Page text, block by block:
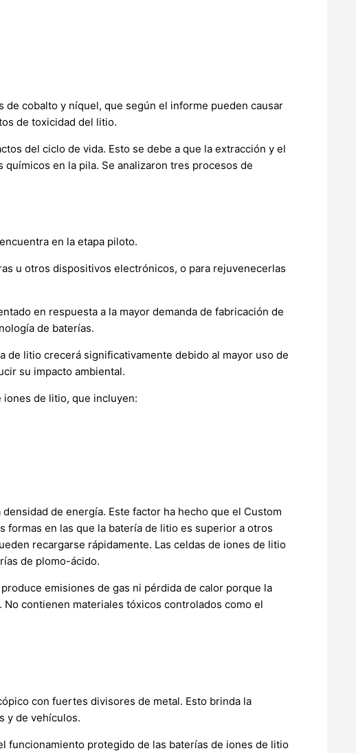
cobalto y níquel, que según el informe pueden causar
de toxicidad del litio.
del ciclo de vida. Esto se debe a que la extracción y el
en la pila. Se analizaron tres procesos de
en la etapa piloto.
u otros dispositivos electrónicos, o para rejuvenecerlas
en respuesta a la mayor demanda de fabricación de
de baterías.
de litio crecerá significativamente debido al mayor uso de
su impacto ambiental.
de litio, que incluyen:
de energía. Este factor ha hecho que el Custom
formas en las que la batería de litio es superior a otros
recargarse rápidamente. Las celdas de iones de litio
de plomo-ácido.
emisiones de gas ni pérdida de calor porque la
contienen materiales tóxicos controlados como el
con fuertes divisores de metal. Esto brinda la
y de vehículos.
funcionamiento protegido de las baterías de iones de litio